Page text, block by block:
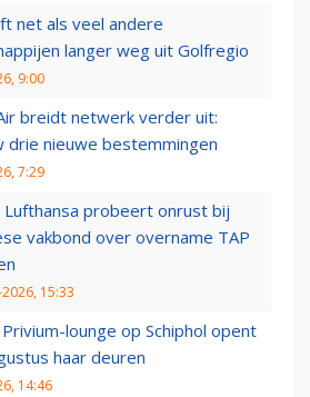
net als veel andere
langer weg uit Golfregio
9:00
breidt netwerk verder uit:
drie nieuwe bestemmingen
7:29
Lufthansa probeert onrust bij
vakbond over overname TAP
15:33
lounge op Schiphol opent
haar deuren
14:46